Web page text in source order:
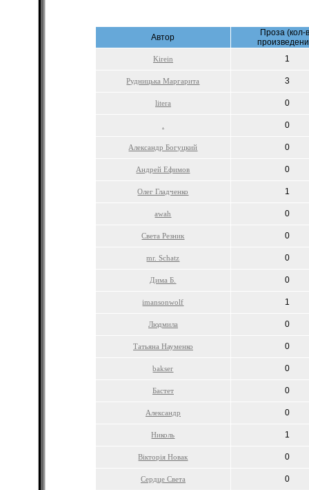
Автор
Проза (кол-
Kirein 1
Рудницька Маргарита 3
litera 0
0
Александр Богуцкий 0
Андрей Ефимов 0
Олег Гладченко 1
awah 0
Света Резник 0
mr. Schatz 0
Дима Б. 0
imansonwolf 1
Людмила 0
Татьяна Науменко 0
bakser 0
Бастет 0
Александр 0
Николь 1
Вікторія Новак 0
Сердце Света 0